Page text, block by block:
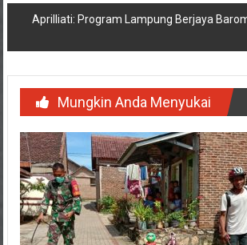
Aprilliati: Program Lampung Berjaya
Mungkin Anda Menyukai